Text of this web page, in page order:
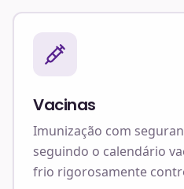
Vacinas
Imunização com
seguindo o calendário
frio rigorosamente